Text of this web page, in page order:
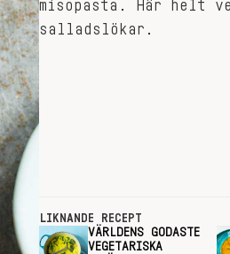
misopasta. Här helt
salladslökar.
LIKNANDE RECEPT
VÄRLDENS GODASTE
VEGETARISKA